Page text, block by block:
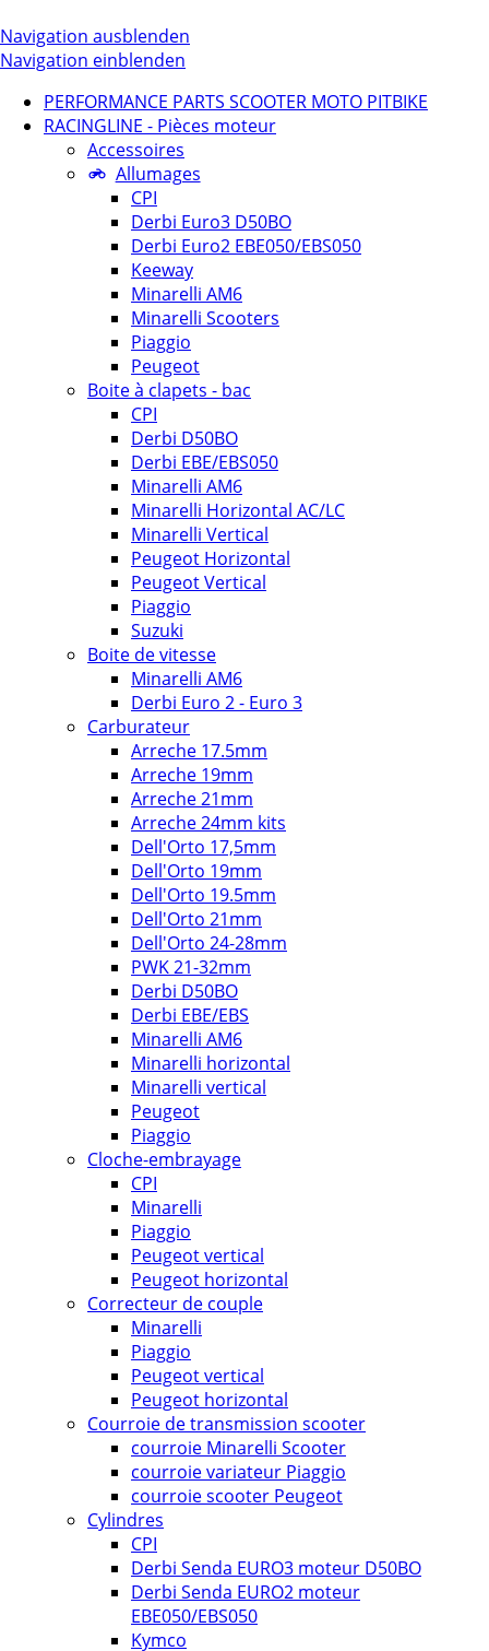
Navigation ausblenden
Navigation einblenden
PERFORMANCE PARTS SCOOTER MOTO PITBIKE
RACINGLINE - Pièces moteur
Accessoires
Allumages
CPI
Derbi Euro3 D50BO
Derbi Euro2 EBE050/EBS050
Keeway
Minarelli AM6
Minarelli Scooters
Piaggio
Peugeot
Boite à clapets - bac
CPI
Derbi D50BO
Derbi EBE/EBS050
Minarelli AM6
Minarelli Horizontal AC/LC
Minarelli Vertical
Peugeot Horizontal
Peugeot Vertical
Piaggio
Suzuki
Boite de vitesse
Minarelli AM6
Derbi Euro 2 - Euro 3
Carburateur
Arreche 17.5mm
Arreche 19mm
Arreche 21mm
Arreche 24mm kits
Dell'Orto 17,5mm
Dell'Orto 19mm
Dell'Orto 19.5mm
Dell'Orto 21mm
Dell'Orto 24-28mm
PWK 21-32mm
Derbi D50BO
Derbi EBE/EBS
Minarelli AM6
Minarelli horizontal
Minarelli vertical
Peugeot
Piaggio
Cloche-embrayage
CPI
Minarelli
Piaggio
Peugeot vertical
Peugeot horizontal
Correcteur de couple
Minarelli
Piaggio
Peugeot vertical
Peugeot horizontal
Courroie de transmission scooter
courroie Minarelli Scooter
courroie variateur Piaggio
courroie scooter Peugeot
Cylindres
CPI
Derbi Senda EURO3 moteur D50BO
Derbi Senda EURO2 moteur
EBE050/EBS050
Kymco